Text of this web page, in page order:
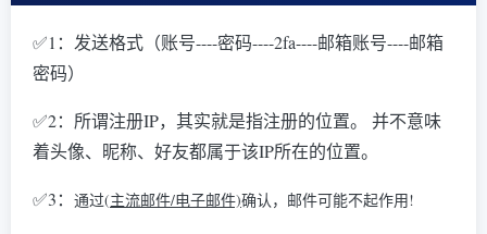
✅1：发送格式（账号----密码----2fa----邮箱账号----邮箱
密码）
✅2：所谓注册IP，其实就是指注册的位置。 并不意味
着头像、昵称、好友都属于该IP所在的位置。
✅3： 通过(主流邮件/电子邮件)确认，邮件可能不起作用!